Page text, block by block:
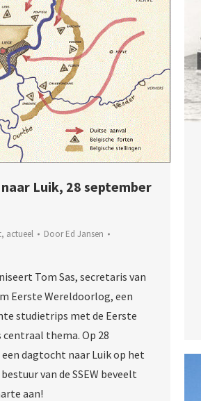
naar Luik, 28 september
, actueel DoorEd Jansen
Tom Sas, secretaris van
Eerste Wereldoorlog, een
studietrips met de Eerste
thema. Op 28
dagtocht naar Luik op het
van de SSEW beveelt
aan!